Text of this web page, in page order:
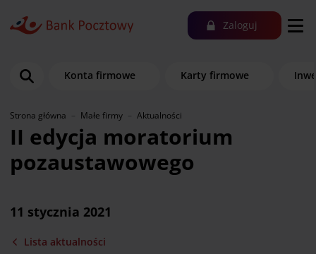
Zaloguj
Konta firmowe Karty firmowe
Strona główna Małe firmy Aktualności
II edycja moratorium
pozaustawowego
11 stycznia 2021
Lista aktualności